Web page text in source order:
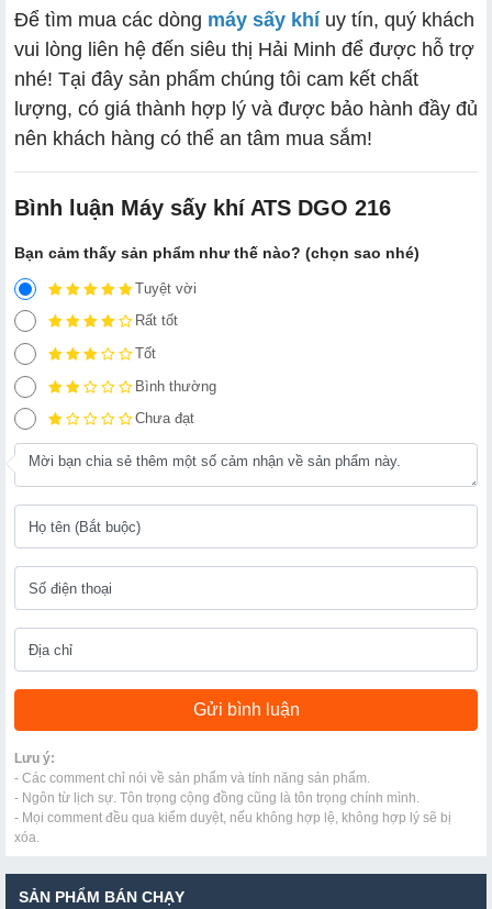
Để tìm mua các dòng máy sấy khíuy tín, quý khách
vui lòng liên hệ đến siêu thị Hải Minh để được hỗ trợ
nhé! Tại đây sản phẩm chúng tôi cam kết chất
lượng, có giá thành hợp lý và được bảo hành đầy đủ
nên khách hàng có thể an tâm mua sắm!
Bình luận Máy sấy khí ATS DGO 216
Bạn cảm thấy sản phẩm như thế nào? (chọn sao nhé)
Tuyệt vời
Rất tốt
Tốt
Bình thường
Chưa đạt
Lưu ý:
- Các comment chỉ nói về sản phẩm và tính năng sản phẩm.
- Ngôn từ lịch sự. Tôn trọng cộng đồng cũng là tôn trọng chính mình.
- Mọi comment đều qua kiểm duyệt, nếu không hợp lệ, không hợp lý sẽ bị
xóa.
SẢN PHẨM BÁN CHẠY